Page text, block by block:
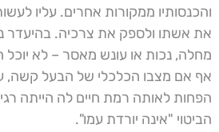
והכנסותיו ממקורות אחרים. עליו
את אשתו ולספק את צרכיה. בהיעדר
מחלה, נכות או עונש מאסר – לא
אף אם מצבו הכלכלי של הבעל קשה,
הפחות לאותה רמת חיים לה הייתה
הביטוי "אינה יורדת עמו".